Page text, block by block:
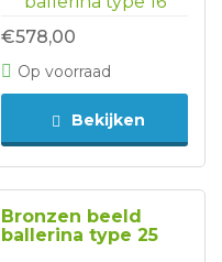
€578,00
Op voorraad
Bekijken
Bronzen beeld
ballerina type 25